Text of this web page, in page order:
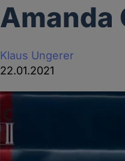
Amanda
Klaus Ungerer
22.01.2021